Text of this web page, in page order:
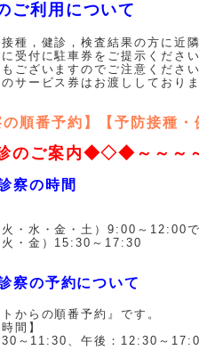
ご利用について
種，健診，検査結果の方に近
受付に駐車券をご提示ください
ございますのでご注意ください
サービス券はお渡ししておりま
の順番予約】【予防接種
ご案内◆◇◆～～～～
察の時間
・水・金・土）9:00～12:00で
・金）15:30～17:30
察の予約について
からの順番予約』です。
間】
11:30、午後：12:30～